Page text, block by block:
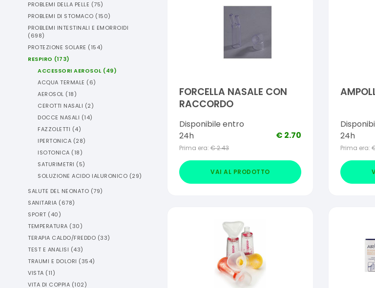
PROBLEMI DELLA PELLE (75)
PROBLEMI DI STOMACO (150)
PROBLEMI INTESTINALI E EMORROIDI
(698)
PROTEZIONE SOLARE (154)
RESPIRO (173)
ACCESSORI AEROSOL (49)
ACQUA TERMALE (6)
AEROSOL (18)
CEROTTI NASALI (2)
DOCCE NASALI (14)
FAZZOLETTI (4)
IPERTONICA (28)
ISOTONICA (18)
SATURIMETRI (5)
SOLUZIONE ACIDO IALURONICO (29)
SALUTE DEL NEONATO (79)
SANITARIA (678)
SPORT (40)
TEMPERATURA (30)
TERAPIA CALDO/FREDDO (33)
TEST E ANALISI (43)
TRAUMI E DOLORI (354)
VISTA (11)
VITA DI COPPIA (102)
FORCELLA NASALE CON
RACCORDO
Disponibile entro
24h
Prima era: €2.43
€ 2.70
VAI AL PRODOTTO
24h
Prima era: